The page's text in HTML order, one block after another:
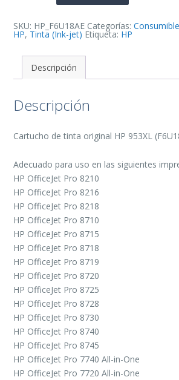
F6U18AE
cantidad
SKU: HP_F6U18AE Categorías:
HP, Tinta (Ink-jet) Etiqueta: HP
Descripción
Descripción
Cartucho de tinta original HP 953XL
Adecuado para uso en las siguientes
HP OfficeJet Pro 8210
HP OfficeJet Pro 8216
HP OfficeJet Pro 8218
HP OfficeJet Pro 8710
HP OfficeJet Pro 8715
HP OfficeJet Pro 8718
HP OfficeJet Pro 8719
HP OfficeJet Pro 8720
HP OfficeJet Pro 8725
HP OfficeJet Pro 8728
HP OfficeJet Pro 8730
HP OfficeJet Pro 8740
HP OfficeJet Pro 8745
HP OfficeJet Pro 7740 All-in-One
HP OfficeJet Pro 7720 All-in-One